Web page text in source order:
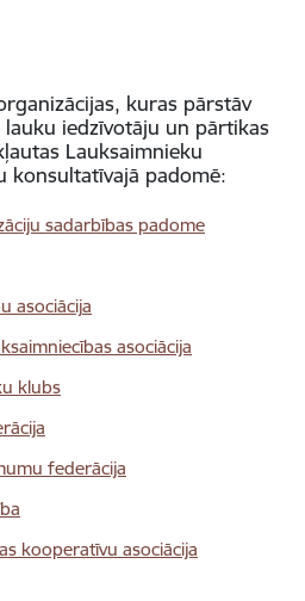
kuras pārstāv
iedzīvotāju un pārtikas
Lauksaimnieku
konsultatīvajā padomē:
sadarbības padome
asociācija
asociācija
klubs
federācija
kooperatīvu asociācija